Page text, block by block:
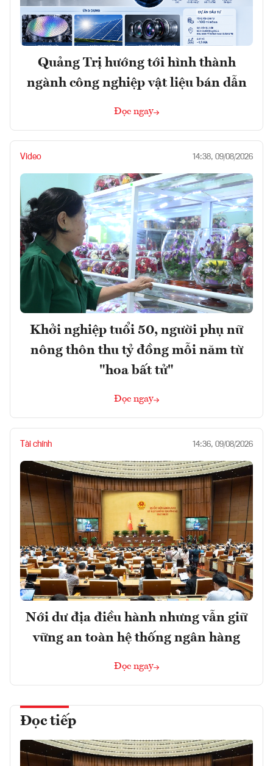
Quảng Trị hướng tới hình thành
ngành công nghiệp vật liệu bán dẫn
Đọc ngay
Video 14:38, 09/08/2026
Khởi nghiệp tuổi 50, người phụ nữ
nông thôn thu tỷ đồng mỗi năm từ
"hoa bất tử"
Đọc ngay
Tài chính 14:36, 09/08/2026
Nới dư địa điều hành nhưng vẫn giữ
vững an toàn hệ thống ngân hàng
Đọc ngay
Đọc tiếp